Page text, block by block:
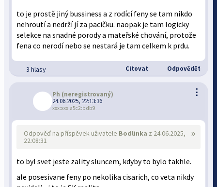
to je prostě jiný bussiness a z rodící feny se tam nikdo
nehroutí a nedrží jí za pacičku. naopak je tam logicky
selekce na snadné porody a mateřské chování, protože
fena co nerodí nebo se nestará je tam celkem k prdu.
3 hlasy Citovat Odpovědět
⋮
Ph (neregistrovaný)
24.06.2025, 22:13:36
xxx:xxx.a5c2:bdb9
»
Odpověď na příspěvek uživatele Bodlinka z 24.06.2025,
22:08:31
to byl svet jeste zality sluncem, kdyby to bylo takhle.
ale posesivane feny po nekolika cisarich, co veta nikdy